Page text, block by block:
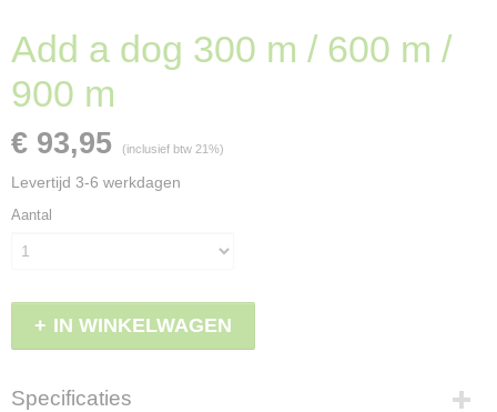
Add a dog 300 m / 600 m /
900 m
€ 93,95 (inclusief btw 21%)
Levertijd 3-6 werkdagen
Aantal
IN WINKELWAGEN
Specificaties